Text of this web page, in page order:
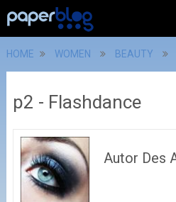
HOME WOMEN BEAUTY
p2 - Flashdance
Autor Des